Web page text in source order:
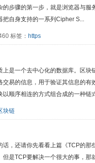
步骤的第一步，就是浏览器与
把自身支持的一系列Cipher S...
标签： https
是一个去中心化的数据库。区
易的信息，用于验证其信息的有
顺序相连的方式组合成的一种链
块链
，还请你先看看上篇《TCP的那
是TCP要解决一个很大的事，